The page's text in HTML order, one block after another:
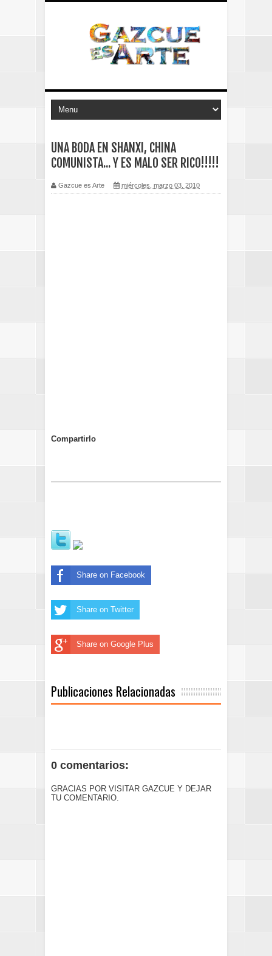
UNA BODA EN SHANXI, CHINA
COMUNISTA... Y ES MALO SER RICO!!!!!
Gazcue es Arte miércoles, marzo 03, 2010
Compartirlo
Share on Facebook
Share on Twitter
Share on Google Plus
Publicaciones Relacionadas
0 comentarios:
GRACIAS POR VISITAR GAZCUE Y DEJAR
TU COMENTARIO.